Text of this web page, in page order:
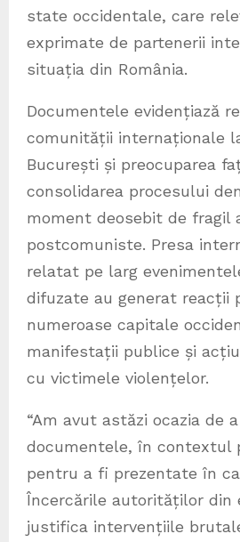
state occidentale, care
exprimate de partenerii
situația din România.
Documentele evidențiază
comunității internaționale
București și preocuparea
consolidarea procesului
moment deosebit de fragil
postcomuniste. Presa
relatat pe larg
difuzate au generat reacții
numeroase capitale
manifestații publice și
cu victimele violențelor.
“Am avut astăzi ocazia de
documentele, în contextul
pentru a fi prezentate în
Încercările autorităților din
justifica intervențiile